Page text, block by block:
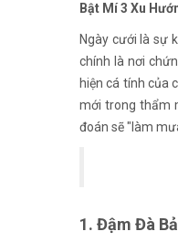
Bật Mí 3 Xu
Ngày cưới là sự
chính là nơi
hiện cá tính của
mới trong thẩm
đoán sẽ "làm
1. Đậm Đà